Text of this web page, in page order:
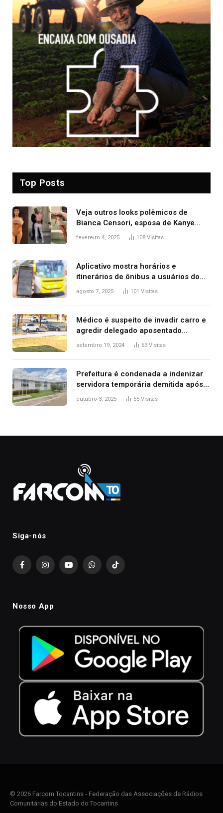
Top Posts
Veja outros looks polêmicos de
Bianca Censori, esposa de Kanye
West que apareceu nua no Grammy
fevereiro 4, 2025 108 Visitas
Aplicativo mostra horários e
itinerários de ônibus a usuários do
transporte público de Palmas; confira
agosto 7, 2025 101 Visitas
Médico é suspeito de invadir carro e
agredir delegado aposentado
durante confusão no trânsito
setembro 19, 2024 63 Visitas
Prefeitura é condenada a indenizar
servidora temporária demitida após
nascimento da filha
outubro 3, 2025 55 Visitas
Siga-nós
FacebookInstagramYouTubeWhatsAppTikTok
Nosso App
© 2026 Farcom Tocantins - Federação das Associações de Rádios
Comunitárias do Estado do Tocantins